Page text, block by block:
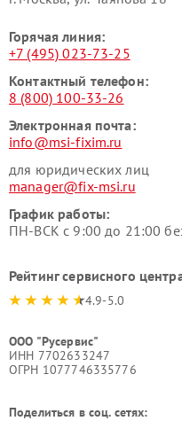
Горячая линия:
+7 (495) 023-73-25
Контактный телефон:
8 (800) 100-33-26
Электронная почта:
info@msi-fixim.ru
для юридических лиц
manager@fix-msi.ru
График работы:
ПН-ВСК с 9:00 до 21:00
Рейтинг сервисного
4.9-5.0
ООО "Русервис"
ИНН 7702633247
ОГРН 1077746335776
Поделиться в соц. сетях: